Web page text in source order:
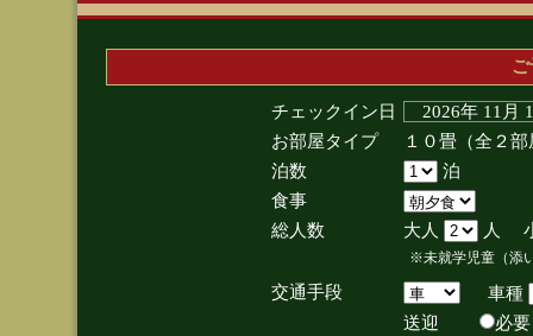
チェックイン日
2026年 11
お部屋タイプ
１０畳（全２
泊数
泊
食事
総人数
大人 人
※未就学児童（添
交通手段
車種
送迎